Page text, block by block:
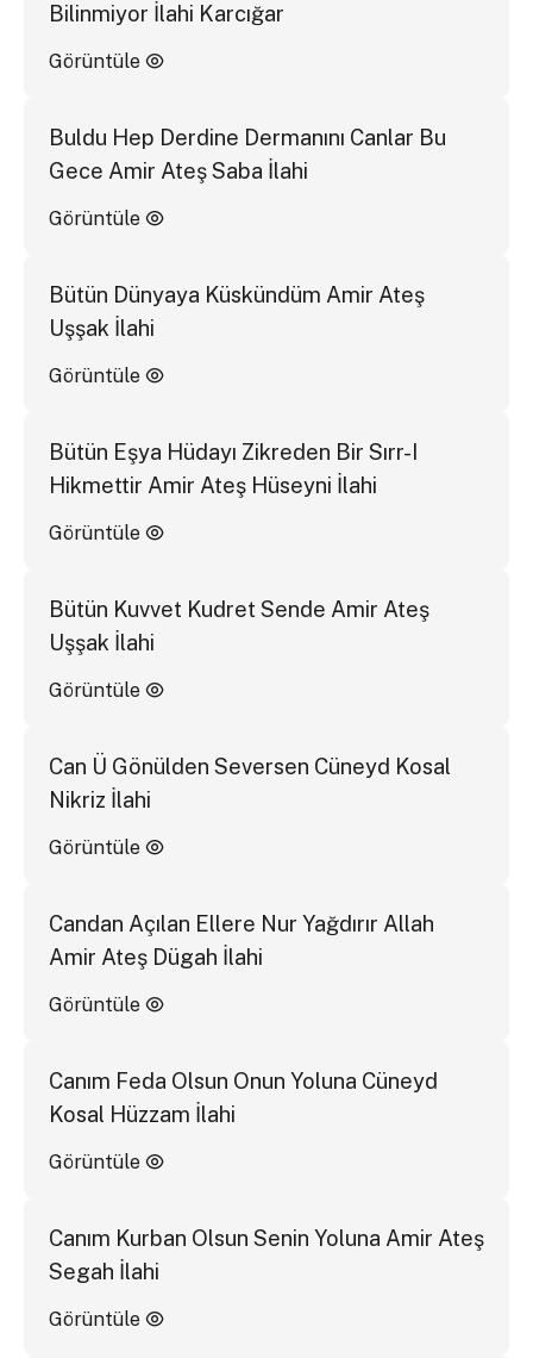
Bilinmiyor İlahi Karcığar
Görüntüle
Buldu Hep Derdine Dermanını Canlar Bu
Gece Amir Ateş Saba İlahi
Görüntüle
Bütün Dünyaya Küskündüm Amir Ateş
Uşşak İlahi
Görüntüle
Bütün Eşya Hüdayı Zikreden Bir Sırr-I
Hikmettir Amir Ateş Hüseyni İlahi
Görüntüle
Bütün Kuvvet Kudret Sende Amir Ateş
Uşşak İlahi
Görüntüle
Can Ü Gönülden Seversen Cüneyd Kosal
Nikriz İlahi
Görüntüle
Candan Açılan Ellere Nur Yağdırır Allah
Amir Ateş Dügah İlahi
Görüntüle
Canım Feda Olsun Onun Yoluna Cüneyd
Kosal Hüzzam İlahi
Görüntüle
Canım Kurban Olsun Senin Yoluna Amir Ateş
Segah İlahi
Görüntüle